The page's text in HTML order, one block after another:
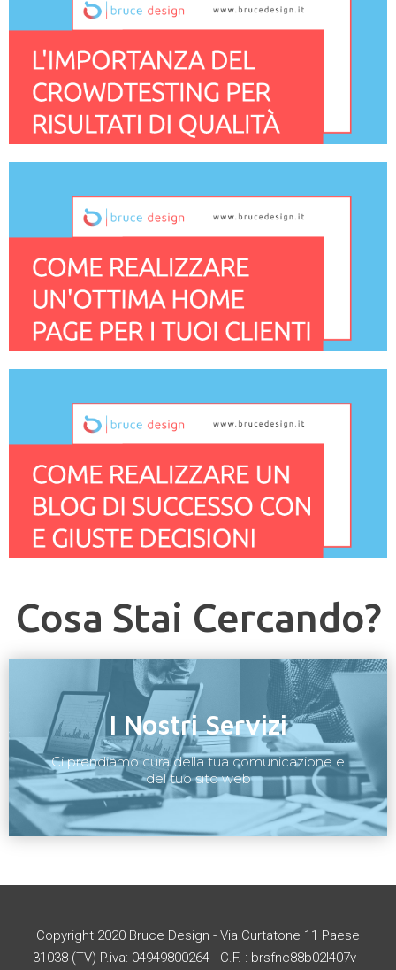
Cosa Stai Cercando?
I Nostri Servizi
Ci prendiamo cura della tua comunicazione e
del tuo sito web
Copyright 2020 Bruce Design - Via Curtatone 11 Paese
31038 (TV) P.iva: 04949800264 - C.F. : brsfnc88b02l407v -